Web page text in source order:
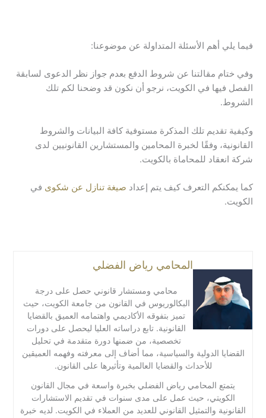
فيما يلي أهم الأسئلة المتداولة عن موضوعنا:
وفي ختام مقالتنا عن شروط الدفع بعدم جواز نظر الدعوى لسابقة
الفصل فيها في الكويت، نرجو أن نكون قد وضحنا لكم تلك
الشروط.
وكيفية تقديم تلك المذكرة مستوفية كافة البيانات والشروط
القانونية، وفقًا لخبرة المحامين والمستشارين القانونيين لدى
شركة انعقاد للمحاماة بالكويت.
كما يمكنكم التعرف كيف يتم إعداد صيغة تنازل عن شكوى في
الكويت.
المحامي رياض الفضلي
محامي ومستشار قانوني حصل على درجة
البكالوريوس في القانون من جامعة الكويت، حيث
تميز بتفوقه الأكاديمي واهتمامه العميق بالقضايا
القانونية. تابع دراساته العليا ليحصل على دورات
تخصصية، من ضمنها دورة متقدمة في تحليل
القضايا الدولية والسياسية، مما أضاف إلى معرفته وفهمه العميقين
للأحداث والقضايا العالمية وتأثيرها على القانون.
يتمتع المحامي رياض الفضلي بخبرة واسعة في مجال القانون
الكويتي، حيث عمل على مدى سنوات في تقديم الاستشارات
القانونية والتمثيل القانوني للعديد من العملاء في الكويت. لديه خبرة